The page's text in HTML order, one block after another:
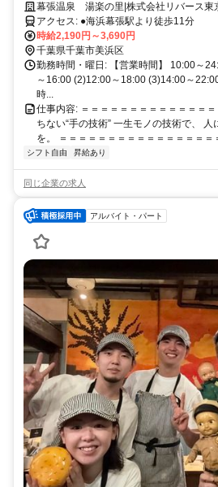
新しいスタート！学び直して、手に職を。
ける◎50代活躍中！
幕張温泉 湯楽の里|株式会社リバース東
アクセス: ●海浜幕張駅より徒歩11分
時給2,190円～3,690円
千葉県千葉市美浜区
勤務時間・曜日: 【営業時間】 10:00～
～16:00 (2)12:00～18:00 (3)14:00～
時...
仕事内容: ＝＝＝＝＝＝＝＝＝＝＝＝＝
ちない“手の技術” 一生モノの技術で、
を。 ＝＝＝＝＝＝＝＝＝＝＝＝＝＝＝
シフト自由 昇給あり
同じ企業の求人
アルバイト・パート